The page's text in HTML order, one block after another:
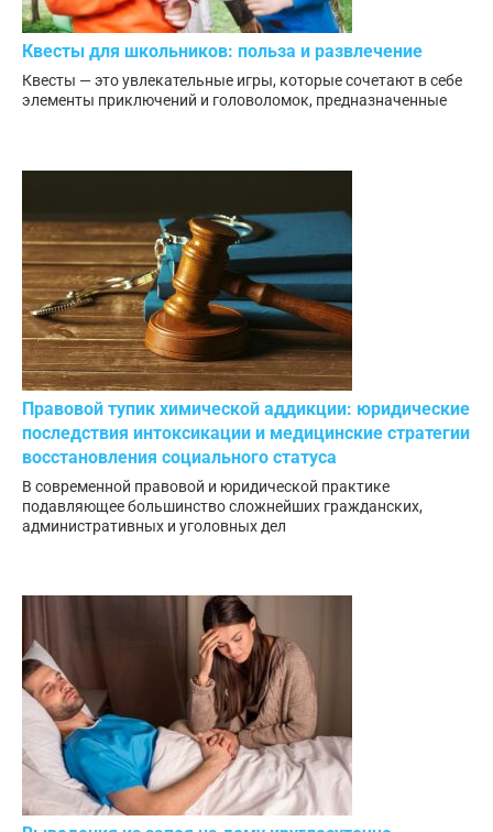
Квесты для школьников: польза и развлечение
Квесты — это увлекательные игры, которые сочетают в себе
элементы приключений и головоломок, предназначенные
Правовой тупик химической аддикции: юридические
последствия интоксикации и медицинские стратегии
восстановления социального статуса
В современной правовой и юридической практике
подавляющее большинство сложнейших гражданских,
административных и уголовных дел